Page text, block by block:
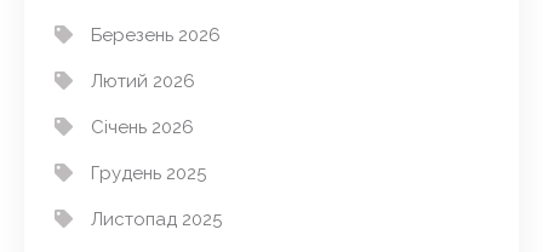
Березень 2026
Лютий 2026
Січень 2026
Грудень 2025
Листопад 2025